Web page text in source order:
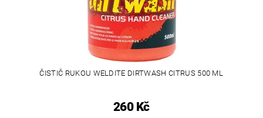
ČISTIČ RUKOU WELDITE DIRTWASH CITRUS 500 ML
260 Kč